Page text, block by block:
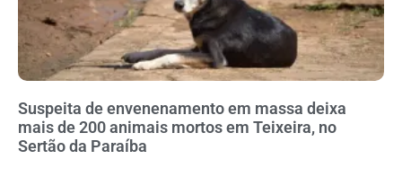
Suspeita de envenenamento em massa deixa
mais de 200 animais mortos em Teixeira, no
Sertão da Paraíba